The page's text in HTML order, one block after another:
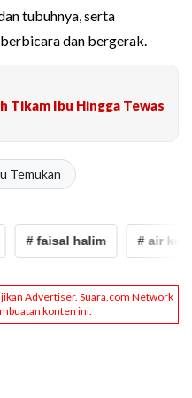
tubuhnya, serta
dan bergerak.
Tikam Ibu Hingga Tewas
Temukan
# faisal halim # air keras